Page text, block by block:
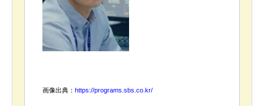
画像出典： https://programs.sbs.co.kr/